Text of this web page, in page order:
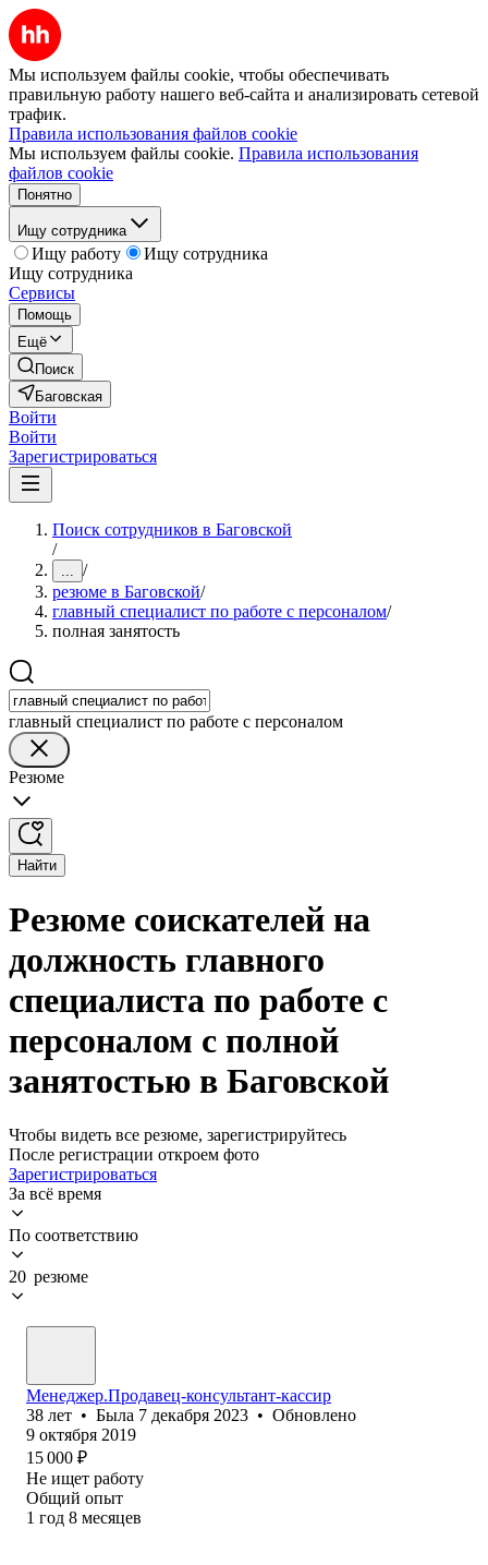
Мы используем файлы cookie, чтобы обеспечивать
правильную работу нашего веб-сайта и анализировать сетевой
трафик.
Правила использования файлов cookie
Мы используем файлы cookie. Правила использования
файлов cookie
Понятно
Ищу сотрудника
Ищу работу
Ищу сотрудника
Ищу сотрудника
Сервисы
Помощь
Ещё
Поиск
Баговская
Войти
Войти
Зарегистрироваться
Поиск сотрудников в Баговской
/
... /
резюме в Баговской/
главный специалист по работе с персоналом/
полная занятость
главный специалист по работе с персоналом
Резюме
Найти
Резюме соискателей на
должность главного
специалиста по работе с
персоналом с полной
занятостью в Баговской
Чтобы видеть все резюме, зарегистрируйтесь
После регистрации откроем фото
Зарегистрироваться
За всё время
По соответствию
20 резюме
Менеджер.Продавец-консультант-кассир
38 лет • Была 7 декабря 2023 • Обновлено
9 октября 2019
15 000 ₽
Не ищет работу
Общий опыт
1 год 8 месяцев